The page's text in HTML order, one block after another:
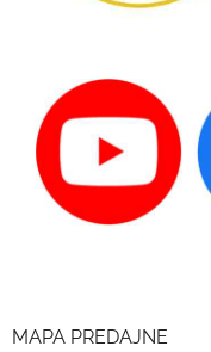
MAPA PREDAJNE